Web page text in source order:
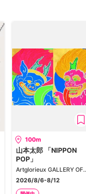
100m
山本太郎 「NIPPON
POP」
Artglorieux GALLERY OF
2026/8/6-8/12